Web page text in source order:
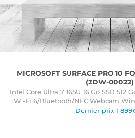
MICROSOFT SURFACE PRO 10
(ZDW-00022)
Intel Core Ultra 7 165U 16 Go SSD 512
Wi-Fi 6/Bluetooth/NFC Webcam
Dernier prix 1